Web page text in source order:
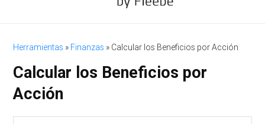
Herramientas » Finanzas » Calcular los Beneficios por Acción
Calcular los Beneficios por
Acción